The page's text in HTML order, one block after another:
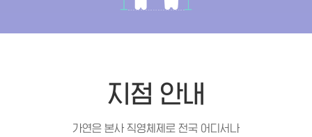
지점 안내
가연은 본사 직영체제로 전국 어디서나